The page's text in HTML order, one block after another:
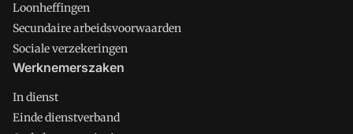
Loonheffingen
Secundaire arbeidsvoorwaarden
Sociale verzekeringen
Werknemerszaken
In dienst
Einde dienstverband